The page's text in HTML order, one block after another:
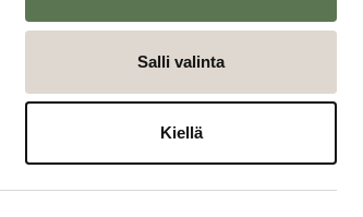
Salli valinta
Kiellä